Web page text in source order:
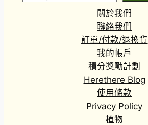
關於我們
聯絡我們
訂單/付款/退換貨
我的帳戶
積分獎勵計劃
Herethere Blog
使用條款
Privacy Policy
植物